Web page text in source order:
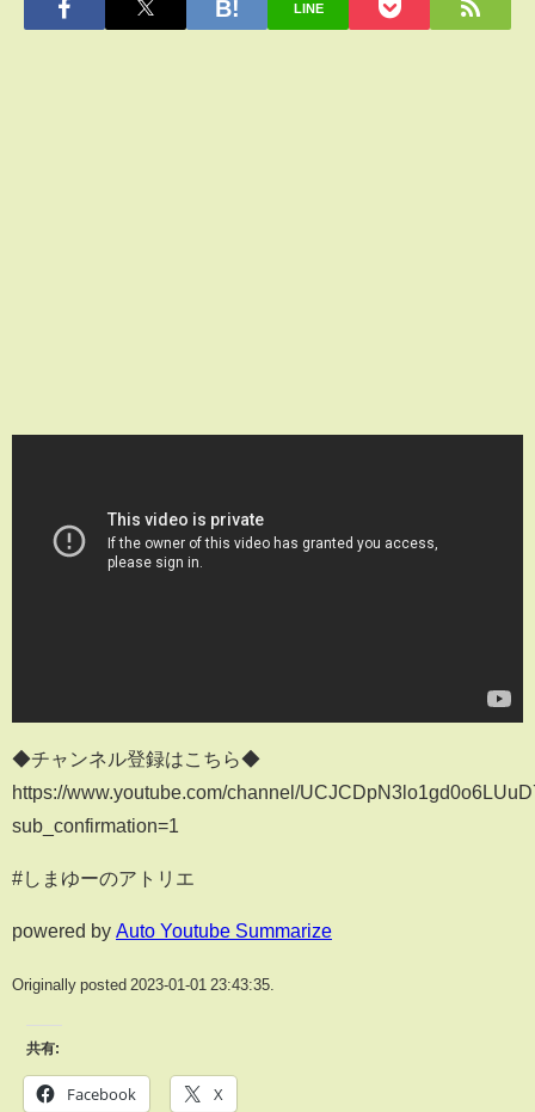
LINE
◆チャンネル登録はこちら◆
https://www.youtube.com/channel/
sub_confirmation=1
#しまゆーのアトリエ
powered by Auto Youtube Summarize
Originally posted 2023-01-01 23:43:35.
共有:
Facebook X